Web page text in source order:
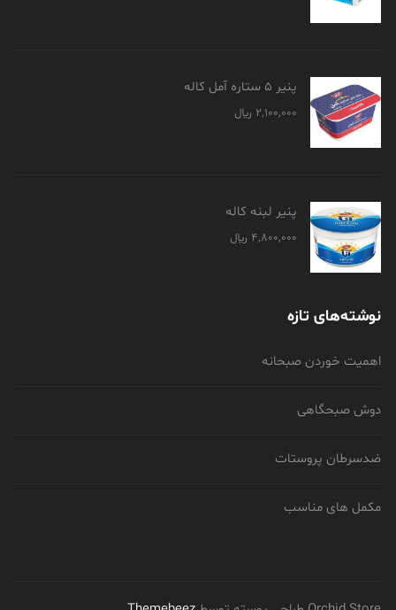
پنیر 5 ستاره آمل کاله
2,100,000 ﷼
پنیر لبنه کاله
4,800,000 ﷼
نوشته‌های تازه
اهمیت خوردن صبحانه
دوش صبحگاهی
ضدسرطان پروستات
مکمل های مناسب